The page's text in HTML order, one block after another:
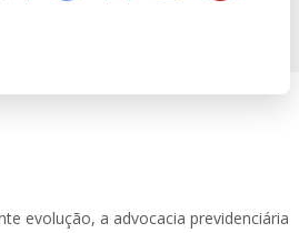
evolução, a advocacia previdenciária